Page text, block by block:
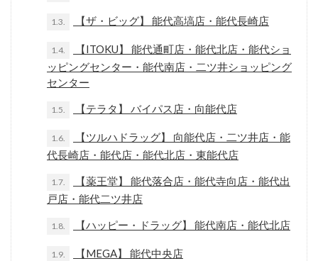
1.3. 【ザ・ビッグ】 能代高塙店・能代長崎店
1.4.
【ITOKU】 能代通町店・能代北店・能代ショ
ッピングセンター・能代南店・二ツ井ショッピング
センター
1.5. 【テラタ】 バイパス店・向能代店
1.6.
【ツルハドラッグ】 向能代店・二ツ井店・能
代長崎店・能代店・能代北店・東能代店
1.7.
【薬王堂】 能代落合店・能代寺向店・能代出
戸店・能代二ツ井店
1.8. 【ハッピー・ドラッグ】 能代南店・能代北店
1.9. 【MEGA】 能代中央店